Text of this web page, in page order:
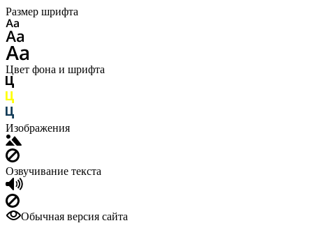
Размер шрифта
Цвет фона и шрифта
Изображения
Озвучивание текста
Обычная версия сайта